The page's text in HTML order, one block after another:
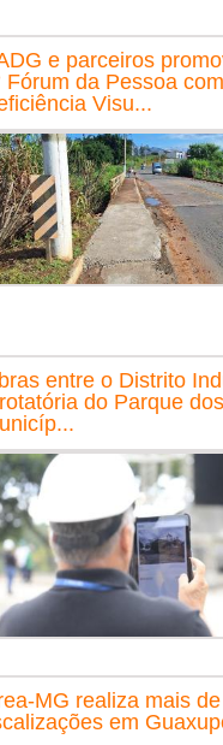
e parceiros
Fórum da Pessoa com
Visu...
entre o Distrito
do Parque dos
MG realiza mais
em